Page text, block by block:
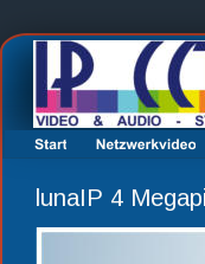
lunaIP 4